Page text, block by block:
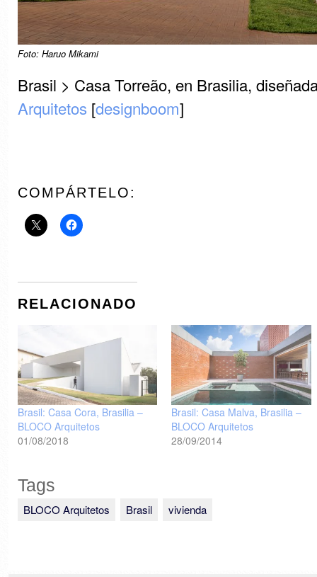
Foto: Haruo Mikami
Brasil > Casa Torreão, en Brasilia,
Arquitetos [designboom]
COMPÁRTELO:
RELACIONADO
Brasil: Casa Cora, Brasilia –
BLOCO Arquitetos
01/08/2018
Brasil: Casa Malva, Brasilia –
BLOCO Arquitetos
28/09/2014
Tags
BLOCO Arquitetos Brasil vivienda